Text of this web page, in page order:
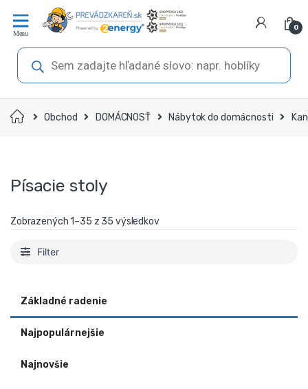
navigáciu
obsah
0
Products
search
Domov Obchod DOMÁCNOSŤ Nábytok do domácnosti
Písacie stoly
Zobrazených 1–35 z 35 výsledkov
Filter
Základné radenie
Najpopulárnejšie
Najnovšie